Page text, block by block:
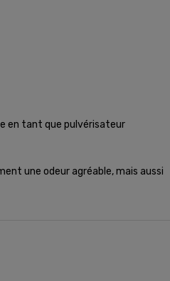
en tant que pulvérisateur
une odeur agréable, mais aussi